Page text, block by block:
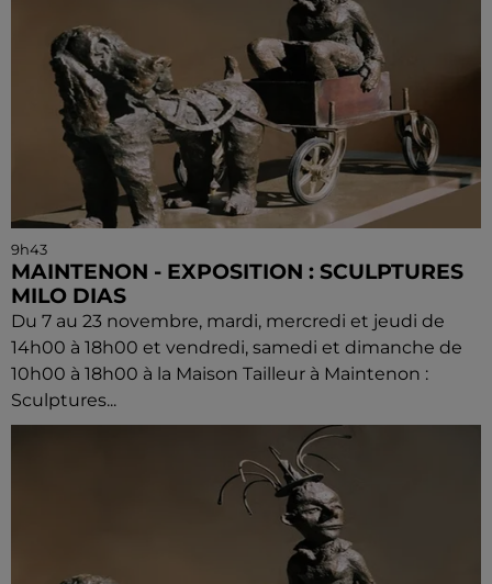
9h43
MAINTENON - EXPOSITION : SCULPTURES
MILO DIAS
Du 7 au 23 novembre, mardi, mercredi et jeudi de
14h00 à 18h00 et vendredi, samedi et dimanche de
10h00 à 18h00 à la Maison Tailleur à Maintenon :
Sculptures...